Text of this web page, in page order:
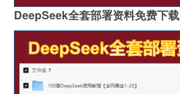
DeepSeek全套部署资料免费下载